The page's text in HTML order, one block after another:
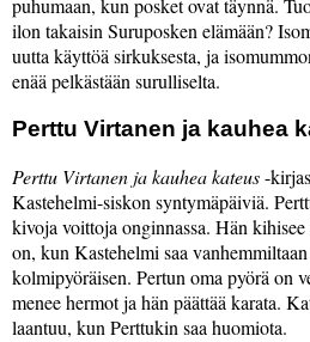
puhumaan, kun posket ovat täynnä.
ilon takaisin Suruposken elämään?
uutta käyttöä sirkuksesta, ja
enää pelkästään surulliselta.
Perttu Virtanen ja kauhea
Perttu Virtanen ja kauhea kateus-
Kastehelmi-siskon syntymäpäiviä.
kivoja voittoja onginnassa. Hän
on, kun Kastehelmi saa
kolmipyöräisen. Pertun oma pyörä on
menee hermot ja hän päättää karata.
laantuu, kun Perttukin saa huomiota.